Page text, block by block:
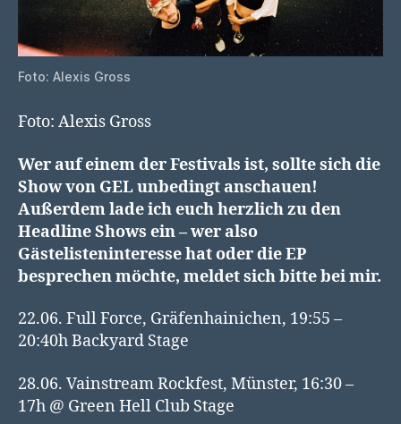
Foto: Alexis Gross
Foto: Alexis Gross
Wer auf einem der Festivals ist, sollte sich die
Show von GEL unbedingt anschauen!
Außerdem lade ich euch herzlich zu den
Headline Shows ein – wer also
Gästelisteninteresse hat oder die EP
besprechen möchte, meldet sich bitte bei mir.
22.06. Full Force, Gräfenhainichen, 19:55 –
20:40h Backyard Stage
28.06. Vainstream Rockfest, Münster, 16:30 –
17h @ Green Hell Club Stage